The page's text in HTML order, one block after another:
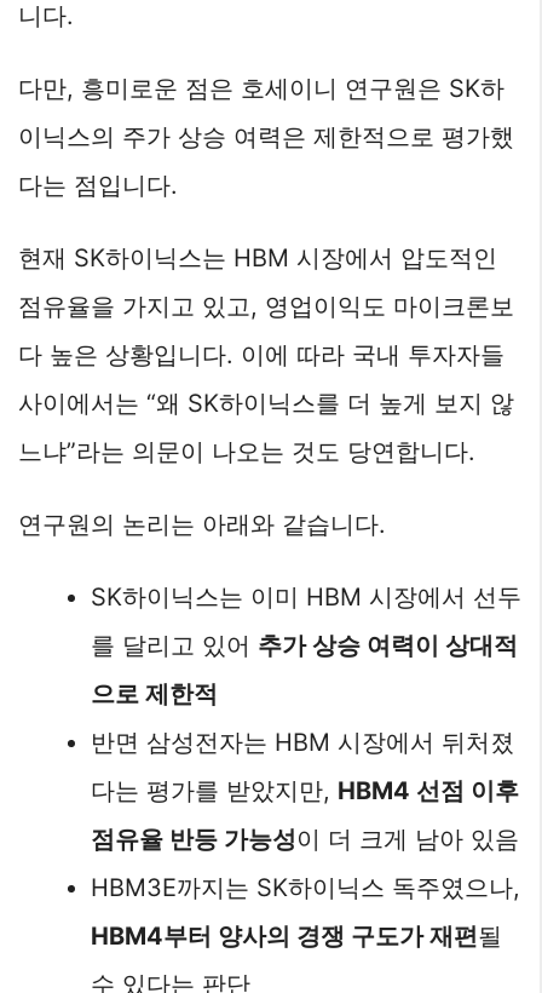
니다.
다만, 흥미로운 점은 호세이니 연구원은 SK하
이닉스의 주가 상승 여력은 제한적으로 평가했
다는 점입니다.
현재 SK하이닉스는 HBM 시장에서 압도적인
점유율을 가지고 있고, 영업이익도 마이크론보
다 높은 상황입니다. 이에 따라 국내 투자자들
사이에서는 “왜 SK하이닉스를 더 높게 보지 않
느냐”라는 의문이 나오는 것도 당연합니다.
연구원의 논리는 아래와 같습니다.
SK하이닉스는 이미 HBM 시장에서 선두
를 달리고 있어 추가 상승 여력이 상대적
으로 제한적
반면 삼성전자는 HBM 시장에서 뒤처졌
다는 평가를 받았지만, HBM4 선점 이후
점유율 반등 가능성이 더 크게 남아 있음
HBM3E까지는 SK하이닉스 독주였으나,
HBM4부터 양사의 경쟁 구도가 재편될
수 있다는 판단